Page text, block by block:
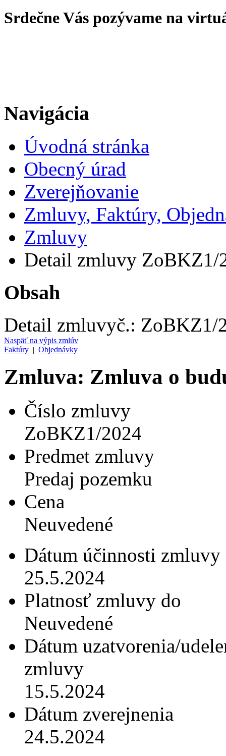
Srdečne Vás pozývame na
Navigácia
Úvodná stránka
Obecný úrad
Zverejňovanie
Zmluvy, Faktúry,
Zmluvy
Detail zmluvy ZoBKZ1/
Obsah
Detail zmluvyč.: ZoBKZ1/
Naspäť na výpis zmlúv
Faktúry | Objednávky
Zmluva: Zmluva o
Číslo zmluvy
ZoBKZ1/2024
Predmet zmluvy
Predaj pozemku
Cena
Neuvedené
Dátum účinnosti zmluvy
25.5.2024
Platnosť zmluvy do
Neuvedené
Dátum uzatvorenia/
zmluvy
15.5.2024
Dátum zverejnenia
24.5.2024